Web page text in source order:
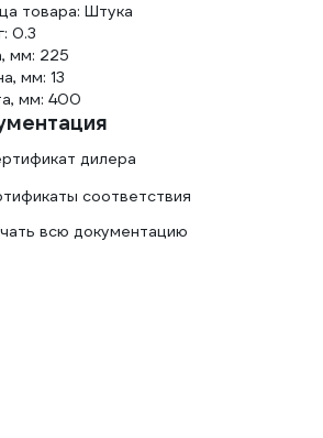
товара: Штука
0.3
мм: 225
мм: 13
мм: 400
дилера
соответствия
всю документацию